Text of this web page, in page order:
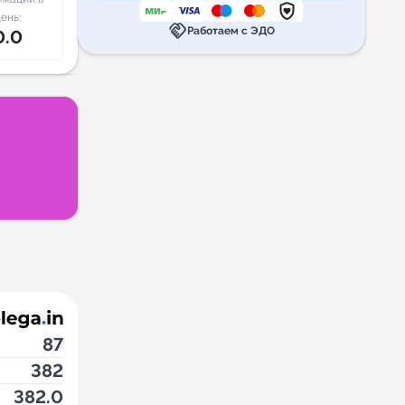
87
382
382.0
handshakeРаботаем с ЭДО